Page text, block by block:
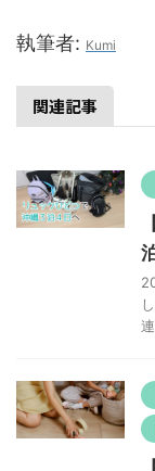
執筆者: Kumi
関連記事